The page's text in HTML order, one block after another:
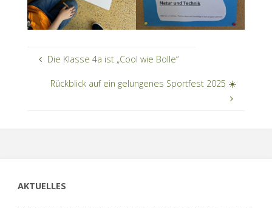
Die Klasse 4a ist „Cool wie Bolle“
Rückblick auf ein gelungenes Sportfest 2025 ☀️
AKTUELLES